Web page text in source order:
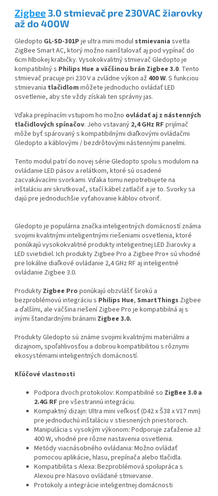
Zigbee3.0 stmievač pre 230VAC žiarovky
až do 400W
Gledopto GL-SD-301P je ultra mini modul stmievania svetla
ZigBee Smart AC, ktorý možno nainštalovať aj pod vypínač do
6cm hlbokej krabičky. Vysokokvalitný stmievač Gledopto je
kompatibilný s Philips Hue a väčšinou brán Zigbee 3.0. Tento
stmievač pracuje pri 230 V a zvládne výkon až 400 W. S funkciou
stmievania tlačidlom môžete jednoducho ovládať LED
osvetlenie, aby ste vždy získali ten správny jas.
Vďaka prepínacím vstupom ho možno ovládať aj z nástenných
tlačidlových spínačov. Jeho vstavaný 2,4 GHz RF prijímač
môže byť spárovaný s kompatibilnými diaľkovými ovládačmi
Gledopto a káblovými / bezdrôtovými nástennými panelmi.
Tento modul patrí do novej série Gledopto spolu s modulom na
ovládanie LED pásov a relátkom, ktoré sú osadené
zacvakávacími svorkami. Vďaka tomu nepotrebujete na
inštaláciu ani skrutkovač, stačí kábel zatlačiť a je to. Svorky sa
dajú pre jednoduchšie vyťahovanie káblov otvoriť.
Gledopto je populárna značka inteligentných domácností známa
svojimi kvalitnými inteligentnými riešeniami osvetlenia, ktoré
ponúkajú vysokokvalitné produkty inteligentnej LED žiarovky a
LED svietidiel. Ich produkty Zigbee Pro a Zigbee Pro+ sú vhodné
pre lokálne diaľkové ovládanie 2,4 GHz RF aj inteligentné
ovládanie Zigbee 3.0.
Produkty Zigbee Pro ponúkajú obzvlášť širokú a
bezproblémovú integráciu s Philips Hue, SmartThings Zigbee
a ďalšími, ale väčšina riešení Zigbee Pro je kompatibilná aj s
inými štandardnými bránami Zigbee 3.0.
Produkty Gledopto sú známe svojimi kvalitnými materiálmi a
dizajnom, spoľahlivosťou a dobrou kompatibilitou s rôznymi
ekosystémami inteligentných domácností.
Kľúčové vlastnosti
Podpora dvoch protokolov: Kompatibilné so ZigBee 3.0 a
2.4G RF pre všestrannú integráciu.
Kompaktný dizajn: Ultra mini veľkosť (D42 x Š38 x V17 mm)
pre jednoduchú inštaláciu v stiesnených priestoroch.
Manipulácia s vysokým výkonom: Podporuje zaťaženie až
400 W, vhodné pre rôzne nastavenia osvetlenia.
Metódy viacnásobného ovládania: Možno ovládať
pomocou aplikácie, hlasu, prepínača alebo tlačidla.
Kompatibilita s Alexa: Bezproblémová spolupráca s
Alexou pre hlasovo ovládané stmievanie.
Protokoly a integrácie inteligentnej domácnosti